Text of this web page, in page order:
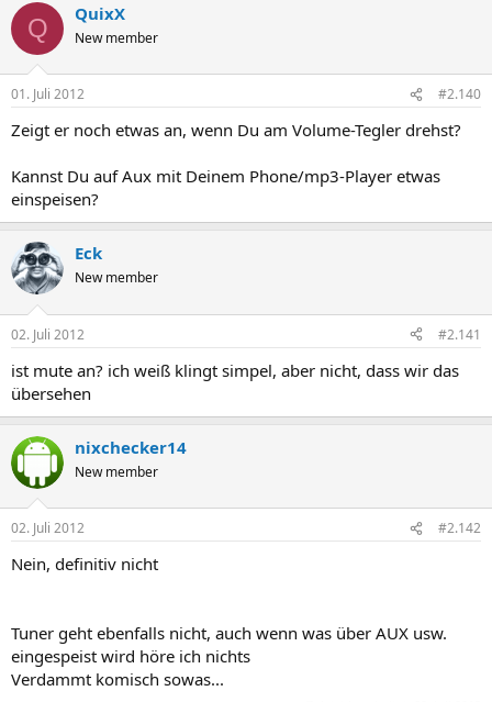
Q QuixX
New member
01. Juli 2012 #2.140
Zeigt er noch etwas an, wenn Du am Volume-Tegler drehst?
Kannst Du auf Aux mit Deinem Phone/mp3-Player etwas
einspeisen?
Eck
New member
02. Juli 2012 #2.141
ist mute an? ich weiß klingt simpel, aber nicht, dass wir das
übersehen
nixchecker14
New member
02. Juli 2012 #2.142
Nein, definitiv nicht
Tuner geht ebenfalls nicht, auch wenn was über AUX usw.
eingespeist wird höre ich nichts
Verdammt komisch sowas...